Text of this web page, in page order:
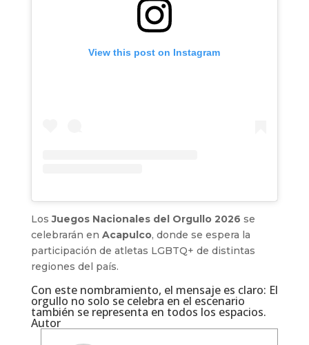
View this post on Instagram
LosJuegos Nacionales del Orgullo 2026 se
celebrarán en Acapulco, donde se espera la
participación de atletas LGBTQ+ de distintas
regiones del país.
Con este nombramiento, el mensaje es claro: El
orgullo no solo se celebra en el escenario
también se representa en todos los espacios.
Autor